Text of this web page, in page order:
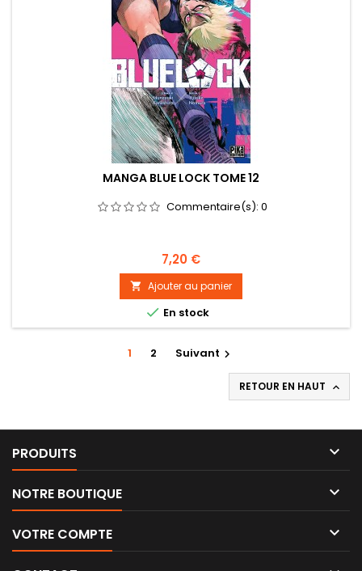
MANGA BLUE LOCK TOME 12
Commentaire(s): 0
Prix
7,20 €
 Ajouter au panier
 En stock
1 2 Suivant 
RETOUR EN HAUT 
PRODUITS 
NOTRE BOUTIQUE 
VOTRE COMPTE 